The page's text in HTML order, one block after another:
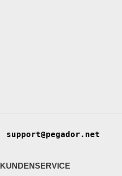
support@pegador.net
KUNDENSERVICE